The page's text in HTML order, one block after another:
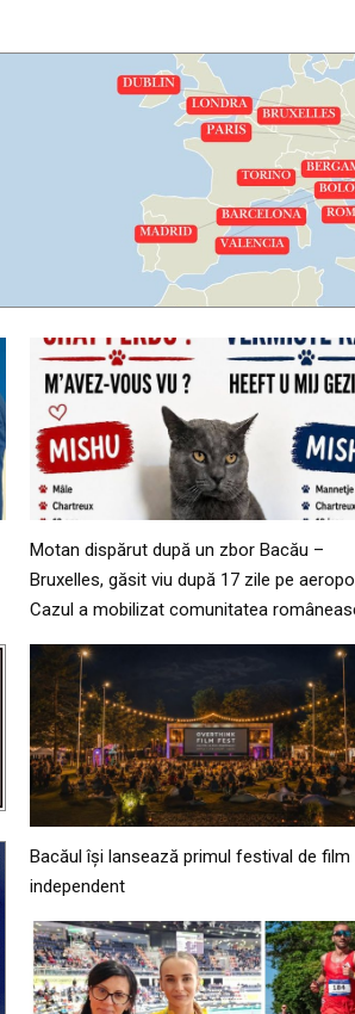
Motan dispărut după un zbor Bacău –
Bruxelles, găsit viu după 17 zile pe
Cazul a mobilizat comunitatea
Bacăul își lansează primul festival de film
independent